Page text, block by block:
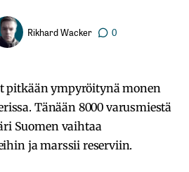
Rikhard Wacker 0
pitkään ympyröitynä monen
Tänään 8000 varusmiestä
Suomen vaihtaa
ja marssii reserviin.